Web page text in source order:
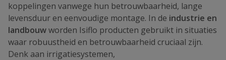
koppelingen vanwege hun betrouwbaarheid, lange
levensduur en eenvoudige montage. In de industrie en
landbouwworden Isiflo producten gebruikt in situaties
waar robuustheid en betrouwbaarheid cruciaal zijn.
Denk aan irrigatiesystemen,